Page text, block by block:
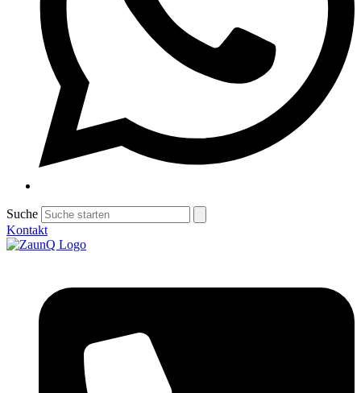
Suche
Kontakt